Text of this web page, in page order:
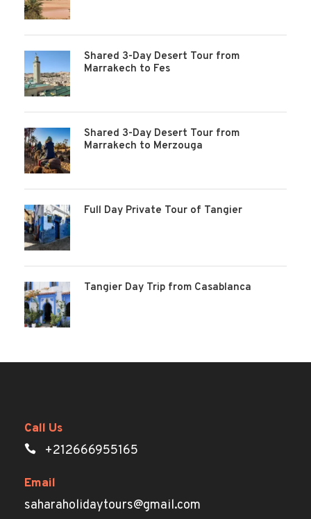
Shared 3-Day Desert Tour from
Marrakech to Fes
Shared 3-Day Desert Tour from
Marrakech to Merzouga
Full Day Private Tour of Tangier
Tangier Day Trip from Casablanca
Call Us
+212666955165
Email
saharaholidaytours@gmail.com